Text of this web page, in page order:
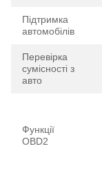
Підтримка
автомобілів
Перевірка
сумісності з
авто
Функції
OBD2